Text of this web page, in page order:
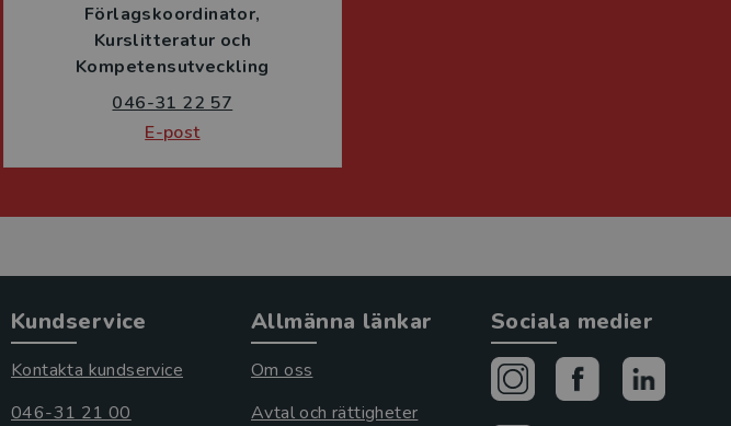
Förlagskoordinator
Kurslitteratur och
Kompetensutveckling
046-31 22 57
E-post
Kundservice
Kontakta kundservice
046-31 21 00
Allmänna länkar
Om oss
Avtal och rättigheter
Sociala medier